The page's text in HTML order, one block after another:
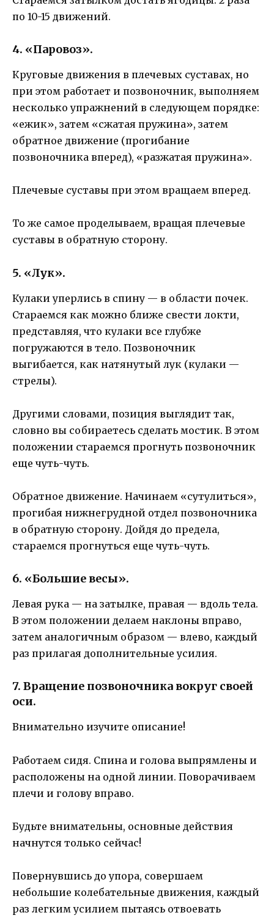
по 10-15 движений.
4. «Паровоз».
Круговые движения в плечевых суставах, но
при этом работает и позвоночник, выполняем
несколько упражнений в следующем порядке:
«ежик», затем «сжатая пружина», затем
обратное движение (прогибание
позвоночника вперед), «разжатая пружина».
Плечевые суставы при этом вращаем вперед.
То же самое проделываем, вращая плечевые
суставы в обратную сторону.
5. «Лук».
Кулаки уперлись в спину — в области почек.
Стараемся как можно ближе свести локти,
представляя, что кулаки все глубже
погружаются в тело. Позвоночник
выгибается, как натянутый лук (кулаки —
стрелы).
Другими словами, позиция выглядит так,
словно вы собираетесь сделать мостик. В этом
положении стараемся прогнуть позвоночник
еще чуть-чуть.
Обратное движение. Начинаем «сутулиться»,
прогибая нижнегрудной отдел позвоночника
в обратную сторону. Дойдя до предела,
стараемся прогнуться еще чуть-чуть.
6. «Большие весы».
Левая рука — на затылке, правая — вдоль тела.
В этом положении делаем наклоны вправо,
затем аналогичным образом — влево, каждый
раз прилагая дополнительные усилия.
7. Вращение позвоночника вокруг своей
оси.
Внимательно изучите описание!
Работаем сидя. Спина и голова выпрямлены и
расположены на одной линии. Поворачиваем
плечи и голову вправо.
Будьте внимательны, основные действия
начнутся только сейчас!
Повернувшись до упора, совершаем
небольшие колебательные движения, каждый
раз легким усилием пытаясь отвоевать